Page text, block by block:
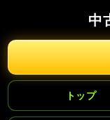
中
トップ